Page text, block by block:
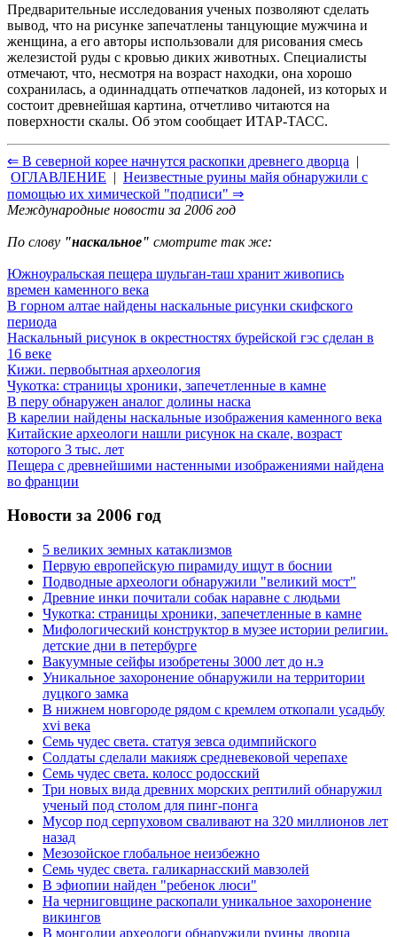
Предварительные исследования ученых позволяют сделать
вывод, что на рисунке запечатлены танцующие мужчина и
женщина, а его авторы использовали для рисования смесь
железистой руды с кровью диких животных. Специалисты
отмечают, что, несмотря на возраст находки, она хорошо
сохранилась, а одиннадцать отпечатков ладоней, из которых и
состоит древнейшая картина, отчетливо читаются на
поверхности скалы. Об этом сообщает ИТАР-ТАСС.
⇐ В северной корее начнутся раскопки древнего дворца |
ОГЛАВЛЕНИЕ | Неизвестные руины майя обнаружили с
помощью их химической "подписи" ⇒
Международные новости за 2006 год
По слову "наскальное" смотрите так же:
Южноуральская пещера шульган-таш хранит живопись
времен каменного века
В горном алтае найдены наскальные рисунки скифского
периода
Наскальный рисунок в окрестностях бурейской гэс сделан в
16 веке
Кижи. первобытная археология
Чукотка: страницы хроники, запечетленные в камне
В перу обнаружен аналог долины наска
В карелии найдены наскальные изображения каменного века
Китайские археологи нашли рисунок на скале, возраст
которого 3 тыс. лет
Пещера с древнейшими настенными изображениями найдена
во франции
Новости за 2006 год
5 великих земных катаклизмов
Первую европейскую пирамиду ищут в боснии
Подводные археологи обнаружили "великий мост"
Древние инки почитали собак наравне с людьми
Чукотка: страницы хроники, запечетленные в камне
Мифологический конструктор в музее истории религии.
детские дни в петербурге
Вакуумные сейфы изобретены 3000 лет до н.э
Уникальное захоронение обнаружили на территории
луцкого замка
В нижнем новгороде рядом с кремлем откопали усадьбу
xvi века
Семь чудес света. статуя зевса одимпийского
Солдаты сделали макияж средневековой черепахе
Семь чудес света. колосс родосский
Три новых вида древних морских рептилий обнаружил
ученый под столом для пинг-понга
Мусор под cерпуховом сваливают на 320 миллионов лет
назад
Мезозойское глобальное неизбежно
Семь чудес света. галикарнасский мавзолей
В эфиопии найден "ребенок люси"
На черниговщине раскопали уникальное захоронение
викингов
В монголии археологи обнаружили руины дворца